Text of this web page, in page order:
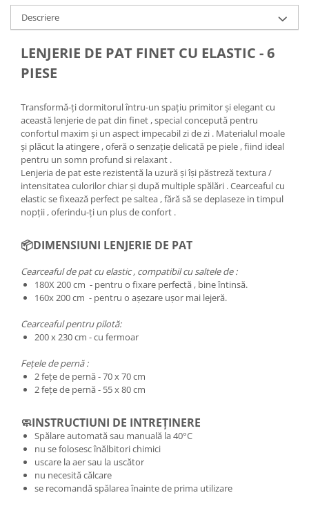
Descriere
LENJERIE DE PAT FINET CU ELASTIC - 6
PIESE
Transformă-ți dormitorul întru-un spațiu primitor și elegant cu
această lenjerie de pat din finet , special concepută pentru
confortul maxim și un aspect impecabil zi de zi . Materialul moale
și plăcut la atingere , oferă o senzație delicată pe piele , fiind ideal
pentru un somn profund si relaxant .
Lenjeria de pat este rezistentă la uzură și își păstreză textura /
intensitatea culorilor chiar și după multiple spălări . Cearceaful cu
elastic se fixează perfect pe saltea , fără să se deplaseze in timpul
nopții , oferindu-ți un plus de confort .
📦DIMENSIUNI LENJERIE DE PAT
Cearceaful de pat cu elastic , compatibil cu saltele de :
180X 200 cm - pentru o fixare perfectă , bine întinsă.
160x 200 cm - pentru o așezare ușor mai lejeră.
Cearceaful pentru pilotă:
200 x 230 cm - cu fermoar
Fețele de pernă :
2 fețe de pernă - 70 x 70 cm
2 fețe de pernă - 55 x 80 cm
🧼INSTRUCTIUNI DE INTREȚINERE
Spălare automată sau manuală la 40°C
nu se folosesc înălbitori chimici
uscare la aer sau la uscător
nu necesită călcare
se recomandă spălarea înainte de prima utilizare